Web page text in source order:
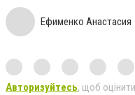
Ефименко Анастасия
Авторизуйтесь, щоб оцінити